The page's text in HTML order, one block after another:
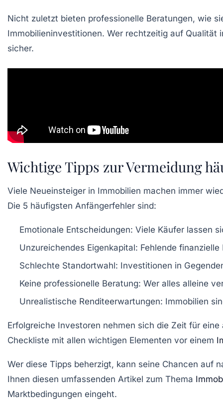
Nicht zuletzt bieten professionelle Beratungen, wie
Immobilieninvestitionen. Wer rechtzeitig auf
sicher.
Wichtige Tipps zur Vermeidung
Viele Neueinsteiger in Immobilien machen immer
Die 5 häufigsten Anfängerfehler sind:
Emotionale Entscheidungen: Viele Käufer lassen
Unzureichendes Eigenkapital: Fehlende
Schlechte Standortwahl: Investitionen in
Keine professionelle Beratung: Wer alles alleine
Unrealistische Renditeerwartungen: Immobilien
Erfolgreiche Investoren nehmen sich die Zeit für
Checkliste mit allen wichtigen Elementen vor einem
Wer diese Tipps beherzigt, kann seine Chancen auf
Ihnen diesen umfassenden Artikel zum Thema
Marktbedingungen eingeht.